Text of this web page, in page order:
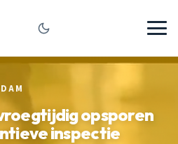
opsporen
inspectie